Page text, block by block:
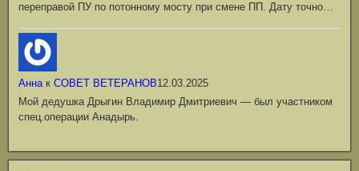
переправой ПУ по потонному мосту при смене ПП. Дату точно…
Аннак СОВЕТ ВЕТЕРАНОВ12.03.2025
Мой дедушка Дрыгин Владимир Дмитриевич — был участником
спец.операции Анадырь.